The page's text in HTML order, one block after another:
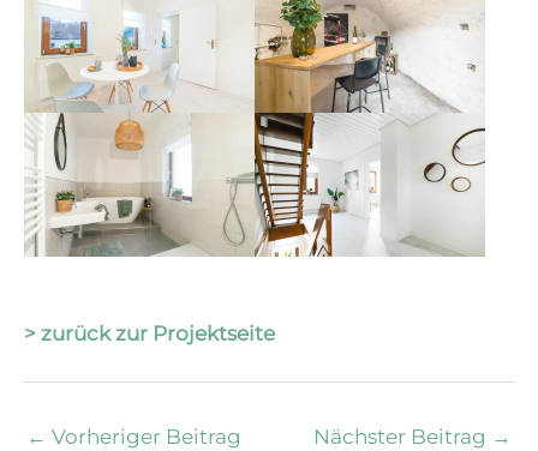
> zurück zur Projektseite
← Vorheriger Beitrag Nächster Beitrag →